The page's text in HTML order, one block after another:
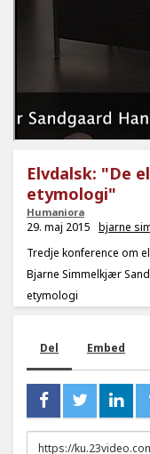
Elvdalsk: "De
etymologi"
Humaniora
29. maj 2015 bjarne
Tredje konference om
Bjarne Simmelkjær
etymologi
Del Embed
URL